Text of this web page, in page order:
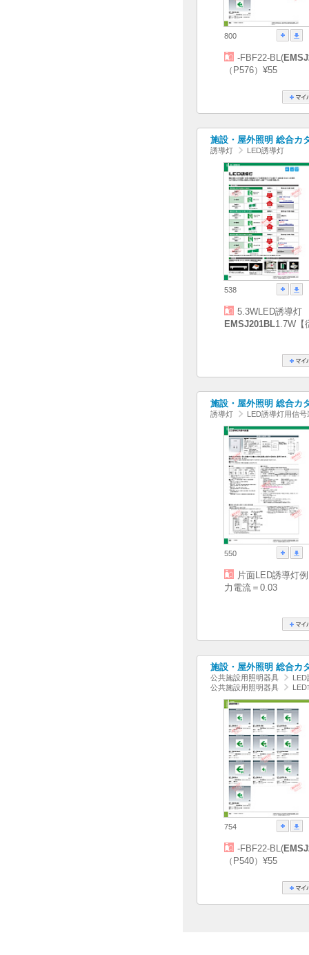
800
-FBF22-BL(
（P576）¥55
施設・屋外照明 総合カ
誘導灯 LED誘導灯
538
5.3WLED誘導灯
EMSJ201BL1.7W【
施設・屋外照明 総合カ
誘導灯 LED誘導灯用信号
550
片面LED誘導灯
力電流＝0.03
施設・屋外照明 総合カ
公共施設用照明器具
LED
公共施設用照明器具
754
-FBF22-BL(
（P540）¥55